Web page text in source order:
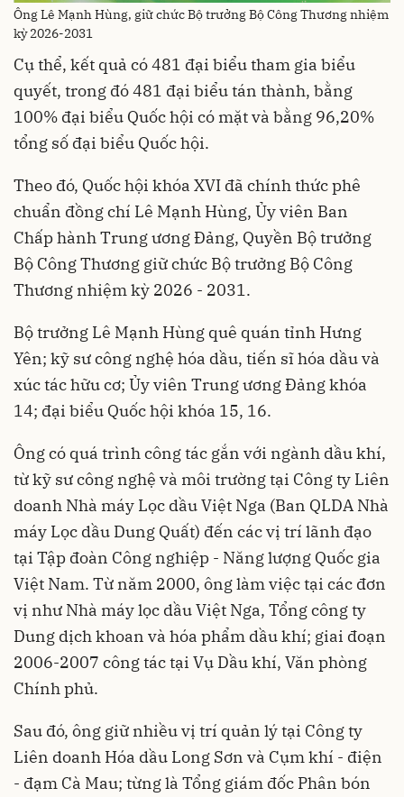
Ông Lê Mạnh Hùng, giữ chức Bộ trưởng Bộ Công Thương nhiệm
kỳ 2026-2031
Cụ thể, kết quả có 481 đại biểu tham gia biểu
quyết, trong đó 481 đại biểu tán thành, bằng
100% đại biểu Quốc hội có mặt và bằng 96,20%
tổng số đại biểu Quốc hội.
Theo đó, Quốc hội khóa XVI đã chính thức phê
chuẩn đồng chí Lê Mạnh Hùng, Ủy viên Ban
Chấp hành Trung ương Đảng, Quyền Bộ trưởng
Bộ Công Thương giữ chức Bộ trưởng Bộ Công
Thương nhiệm kỳ 2026 - 2031.
Bộ trưởng Lê Mạnh Hùng quê quán tỉnh Hưng
Yên; kỹ sư công nghệ hóa dầu, tiến sĩ hóa dầu và
xúc tác hữu cơ; Ủy viên Trung ương Đảng khóa
14; đại biểu Quốc hội khóa 15, 16.
Ông có quá trình công tác gắn với ngành dầu khí,
từ kỹ sư công nghệ và môi trường tại Công ty Liên
doanh Nhà máy Lọc dầu Việt Nga (Ban QLDA Nhà
máy Lọc dầu Dung Quất) đến các vị trí lãnh đạo
tại Tập đoàn Công nghiệp - Năng lượng Quốc gia
Việt Nam. Từ năm 2000, ông làm việc tại các đơn
vị như Nhà máy lọc dầu Việt Nga, Tổng công ty
Dung dịch khoan và hóa phẩm dầu khí; giai đoạn
2006-2007 công tác tại Vụ Dầu khí, Văn phòng
Chính phủ.
Sau đó, ông giữ nhiều vị trí quản lý tại Công ty
Liên doanh Hóa dầu Long Sơn và Cụm khí - điện
- đạm Cà Mau; từng là Tổng giám đốc Phân bón